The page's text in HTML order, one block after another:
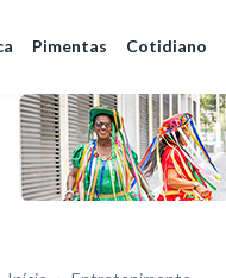
Pimentas Cotidiano